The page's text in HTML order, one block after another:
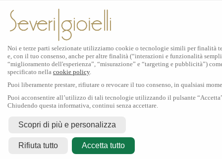
Rolex
Rolex Certified Pre-Owned
Tudor
La collezioneTudor shop
Scopri Rolex
Orologi Rolex
Nuovi modelli 2026
Accessori Rolex
L'arte dell'orologeria
Manutenzione
Oyster Story
Contattaci
Noi e terze parti selezionate utilizziamo cookie o tecnologie simili per finalità
e, con il tuo consenso, anche per altre finalità (“interazioni e funzionalità
“miglioramento dell'esperienza”, “misurazione” e “targeting e pubblicità”)
specificato nella cookie policy.
Puoi liberamente prestare, rifiutare o revocare il tuo consenso, in qualsiasi
Puoi acconsentire all’utilizzo di tali tecnologie utilizzando il pulsante
Chiudendo questa informativa, continui senza accettare.
Scopri di più e personalizza
Rifiuta tutto Accetta tutto